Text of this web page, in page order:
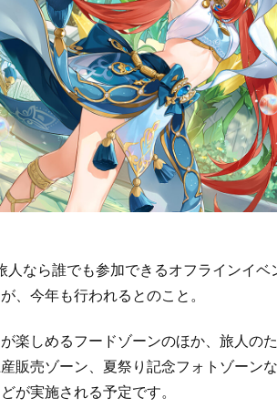
なら誰でも参加できるオフラインイベ
、今年も行われるとのこと。
楽しめるフードゾーンのほか、旅人の
販売ゾーン、夏祭り記念フォトゾーン
が実施される予定です。